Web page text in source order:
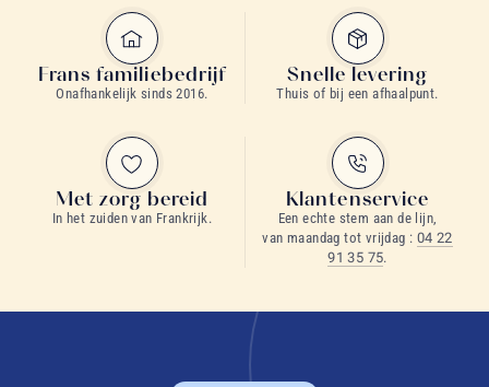
Frans familiebedrijf
Onafhankelijk sinds 2016.
Snelle levering
Thuis of bij een afhaalpunt.
Met zorg bereid
In het zuiden van Frankrijk.
Klantenservice
Een echte stem aan de lijn,
van maandag tot vrijdag : 04 22
91 35 75.